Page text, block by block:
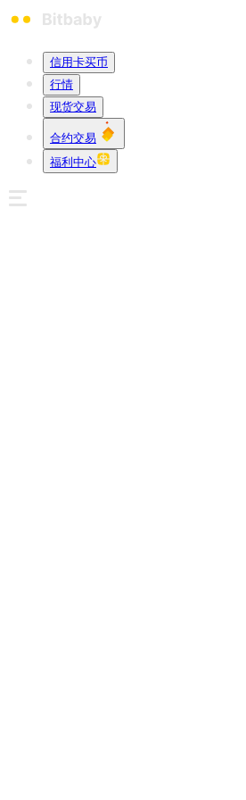
信用卡买币
行情
现货交易
合约交易
福利中心